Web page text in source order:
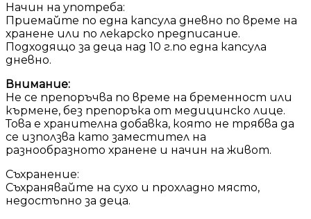
Начин на употреба:
Приемайте по една капсула дневно по време на
хранене или по лекарско предписание.
Подходящо за деца над 10 г.по една капсула
дневно.
Внимание:
Не се препоръчва по време на бременност или
кърмене, без препоръка от медицинско лице.
Това е хранителна добавка, която не трябва да
се използва като заместител на
разнообразното хранене и начин на живот.
Съхранение:
Съхранявайте на сухо и прохладно място,
недостъпно за деца.